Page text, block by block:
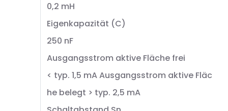
0,2 mH
Eigenkapazität (C)
250 nF
Ausgangsstrom aktive Fläche frei
< typ. 1,5 mA Ausgangsstrom aktive Fläc
he belegt > typ. 2,5 mA